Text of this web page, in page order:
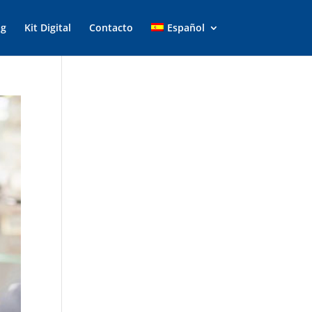
Kit Digital Contacto Español